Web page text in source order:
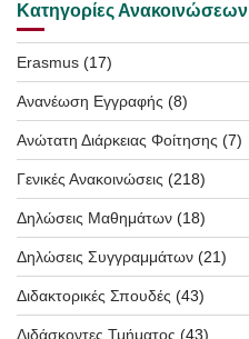
Κατηγορίες Ανακοινώσεων
Erasmus (17)
Ανανέωση Εγγραφής (8)
Ανώτατη Διάρκειας Φοίτησης (7)
Γενικές Ανακοινώσεις (218)
Δηλώσεις Μαθημάτων (18)
Δηλώσεις Συγγραμμάτων (21)
Διδακτορικές Σπουδές (43)
Διδάσκοντες Τμήματος (43)